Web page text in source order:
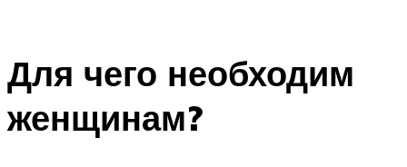
Для чего необходим
женщинам?